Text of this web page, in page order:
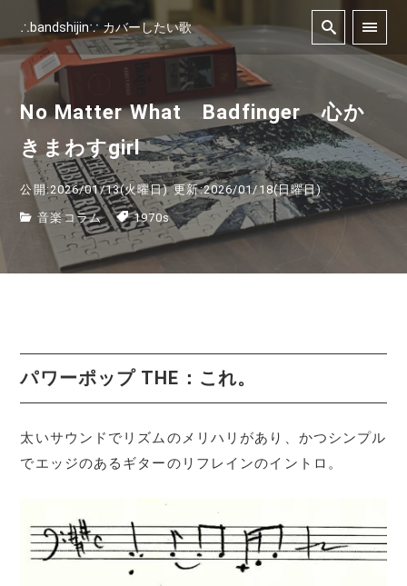
∴bandshijin∵ カバーしたい歌
No Matter What Badfinger 心か
きまわすgirl
公開:2026/01/13(火曜日) 更新:2026/01/18(日曜日)
音楽コラム 1970s
パワーポップ THE：これ。
太いサウンドでリズムのメリハリがあり、かつシンプル
でエッジのあるギターのリフレインのイントロ。